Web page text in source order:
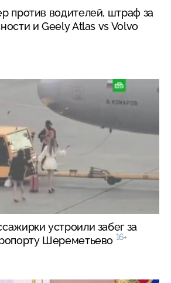
против водителей, штраф за
и Geely Atlas vs Volvo
устроили забег за
Шереметьево 16+